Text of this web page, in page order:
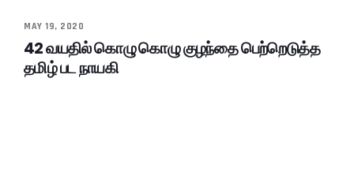
MAY 19, 2020
42 வயதில் கொழு கொழு குழந்தை பெற்றெடுத்த
தமிழ் பட நாயகி